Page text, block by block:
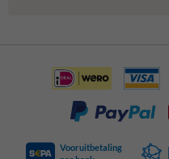
Vooruitbetaling